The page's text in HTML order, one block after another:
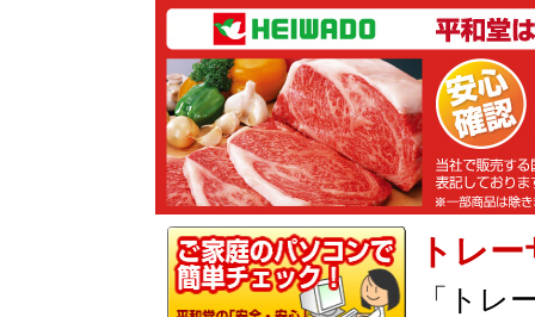
トレ
「トレ